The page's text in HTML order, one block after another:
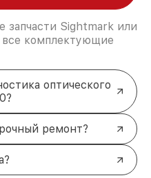
Sightmark или
все комплектующие
оптического
ремонт?